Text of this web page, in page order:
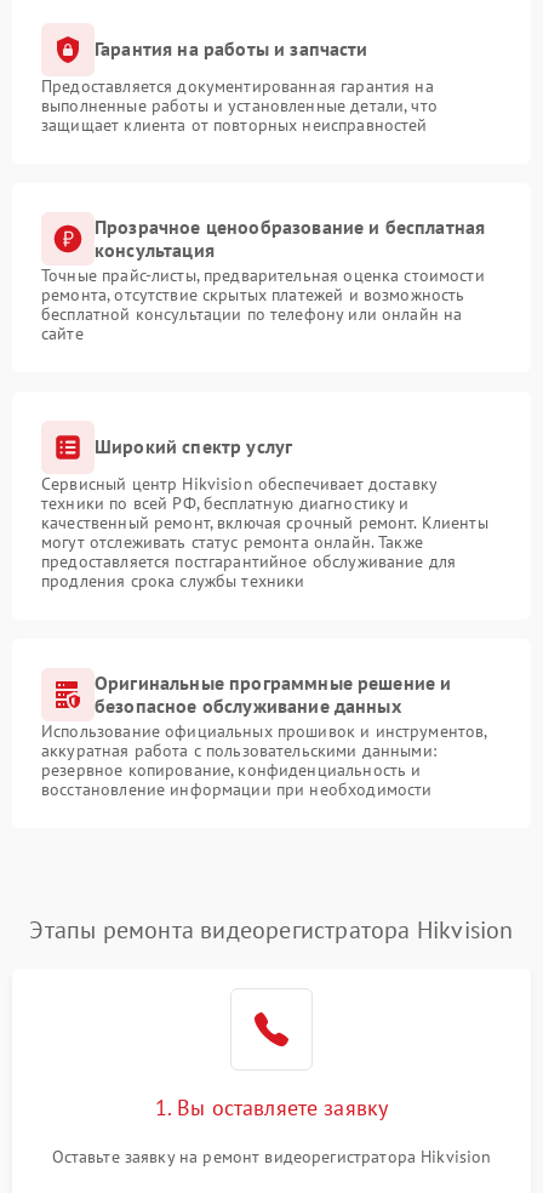
Гарантия на работы и запчасти
Предоставляется документированная гарантия на
выполненные работы и установленные детали, что
защищает клиента от повторных неисправностей
Прозрачное ценообразование и бесплатная
консультация
Точные прайс-листы, предварительная оценка стоимости
ремонта, отсутствие скрытых платежей и возможность
бесплатной консультации по телефону или онлайн на
сайте
Широкий спектр услуг
Сервисный центр Hikvision обеспечивает доставку
техники по всей РФ, бесплатную диагностику и
качественный ремонт, включая срочный ремонт. Клиенты
могут отслеживать статус ремонта онлайн. Также
предоставляется постгарантийное обслуживание для
продления срока службы техники
Оригинальные программные решение и
безопасное обслуживание данных
Использование официальных прошивок и инструментов,
аккуратная работа с пользовательскими данными:
резервное копирование, конфиденциальность и
восстановление информации при необходимости
Этапы ремонта видеорегистратора Hikvision
1. Вы оставляете заявку
Оставьте заявку на ремонт видеорегистратора Hikvision